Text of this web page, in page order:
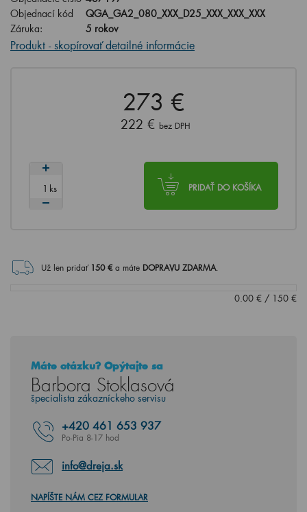
Objednací kód
QGA_GA2_080_XXX_D25_XXX_XXX_XXX
Záruka:
5 rokov
Produkt - skopírovať detailné informácie
273 €
222 € bez DPH
PRIDAŤ DO KOŠÍKA
ks
Už len pridať 150€ a máte DOPRAVU ZDARMA.
0.00 € / 150 €
Máte otázku? Opýtajte sa
Barbora Stoklasová
špecialista zákazníckeho servisu
+420 461 653 937
Po-Pia 8-17 hod
info@dreja.sk
NAPÍŠTE NÁM CEZ FORMULAR